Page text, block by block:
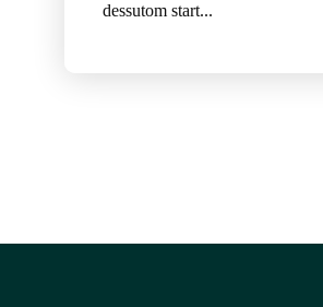
dessutom start...